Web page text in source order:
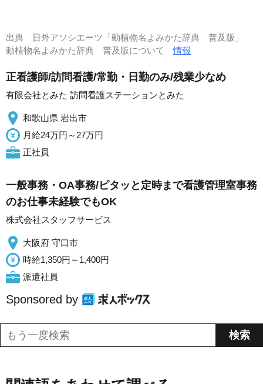
出典
日外アソシエーツ「動植物名よみかた辞典 普及版」
動植物名よみかた辞典 普及版について情報
正看護師/訪問看護/常勤・日勤のみ/残業少なめ
有限会社とみた 訪問看護ステーションとみた
和歌山県 岩出市
月給24万円～27万円
正社員
一般事務・OA事務/ピタッと定時まで看護管理室事務
のお仕事未経験でもOK
株式会社スタッフサービス
大阪府 守口市
時給1,350円～1,400円
派遣社員
Sponsored by